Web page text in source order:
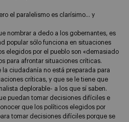
el paralelismo es clarísimo… y
nombrar a dedo a los gobernantes, es
popular sólo funciona en situaciones
elegidos por el pueblo son «demasiado
para afrontar situaciones críticas.
ciudadanía no está preparada para
críticas, y que se le tiene que
deplorable- a los que sí saben.
puedan tomar decisiones difíciles e
que los políticos elegidos por
tomar decisiones difíciles porque se